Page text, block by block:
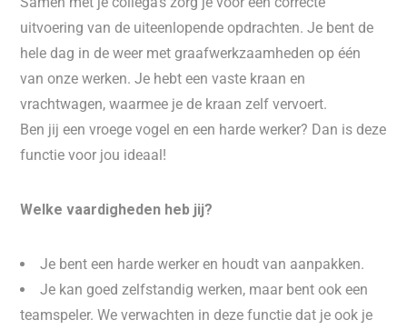
uitvoering van de uiteenlopende opdrachten. Je bent de
hele dag in de weer met graafwerkzaamheden op één
van onze werken. Je hebt een vaste kraan en
vrachtwagen, waarmee je de kraan zelf vervoert.
Ben jij een vroege vogel en een harde werker? Dan is deze
functie voor jou ideaal!
Welke vaardigheden heb jij?
Je bent een harde werker en houdt van aanpakken.
Je kan goed zelfstandig werken, maar bent ook een
teamspeler. We verwachten in deze functie dat je ook je